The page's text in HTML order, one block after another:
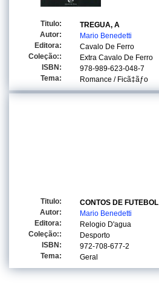
Titulo:
TREGUA, A
Autor:
Mario Benedetti
Editora:
Cavalo De Ferro
Coleção::
Extra Cavalo De Ferro
ISBN:
978-989-623-048-7
Tema:
Romance / Ficã‡ãƒo
Titulo:
CONTOS DE FUTEBOL
Autor:
Mario Benedetti
Editora:
Relogio D'agua
Coleção::
Desporto
ISBN:
972-708-677-2
Tema:
Geral